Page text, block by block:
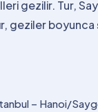
gezilir. Tur,
geziler
– Hanoi/